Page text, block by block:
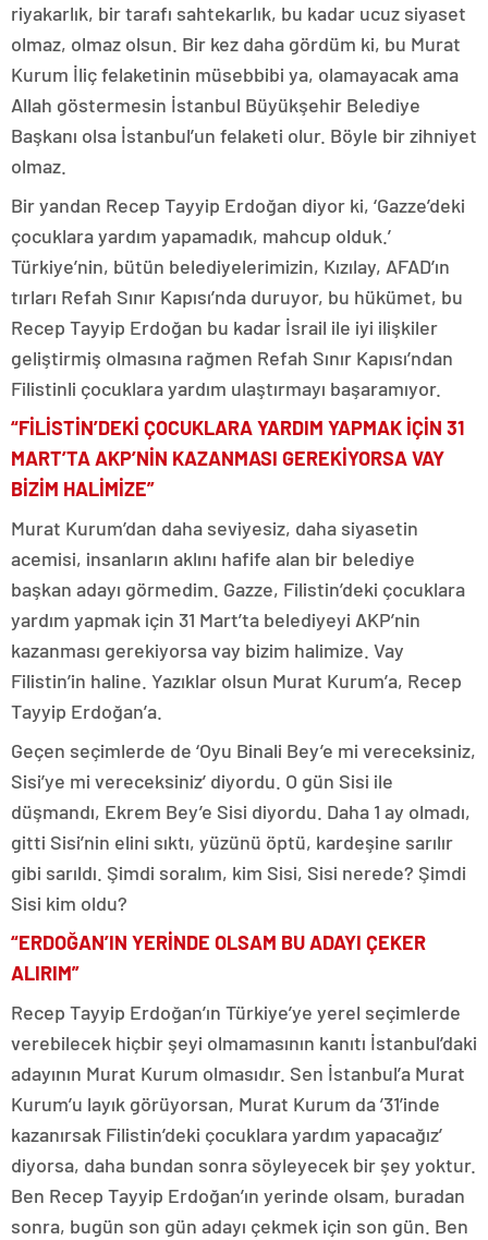
riyakarlık, bir tarafı sahtekarlık, bu kadar ucuz siyaset
olmaz, olmaz olsun. Bir kez daha gördüm ki, bu Murat
Kurum İliç felaketinin müsebbibi ya, olamayacak ama
Allah göstermesin İstanbul Büyükşehir Belediye
Başkanı olsa İstanbul’un felaketi olur. Böyle bir zihniyet
olmaz.
Bir yandan Recep Tayyip Erdoğan diyor ki, ‘Gazze’deki
çocuklara yardım yapamadık, mahcup olduk.’
Türkiye’nin, bütün belediyelerimizin, Kızılay, AFAD’ın
tırları Refah Sınır Kapısı’nda duruyor, bu hükümet, bu
Recep Tayyip Erdoğan bu kadar İsrail ile iyi ilişkiler
geliştirmiş olmasına rağmen Refah Sınır Kapısı’ndan
Filistinli çocuklara yardım ulaştırmayı başaramıyor.
“FİLİSTİN’DEKİ ÇOCUKLARA YARDIM YAPMAK İÇİN 31
MART’TA AKP’NİN KAZANMASI GEREKİYORSA VAY
BİZİM HALİMİZE”
Murat Kurum’dan daha seviyesiz, daha siyasetin
acemisi, insanların aklını hafife alan bir belediye
başkan adayı görmedim. Gazze, Filistin’deki çocuklara
yardım yapmak için 31 Mart’ta belediyeyi AKP’nin
kazanması gerekiyorsa vay bizim halimize. Vay
Filistin’in haline. Yazıklar olsun Murat Kurum’a, Recep
Tayyip Erdoğan’a.
Geçen seçimlerde de ‘Oyu Binali Bey’e mi vereceksiniz,
Sisi’ye mi vereceksiniz’ diyordu. O gün Sisi ile
düşmandı, Ekrem Bey’e Sisi diyordu. Daha 1 ay olmadı,
gitti Sisi’nin elini sıktı, yüzünü öptü, kardeşine sarılır
gibi sarıldı. Şimdi soralım, kim Sisi, Sisi nerede? Şimdi
Sisi kim oldu?
“ERDOĞAN’IN YERİNDE OLSAM BU ADAYI ÇEKER
ALIRIM”
Recep Tayyip Erdoğan’ın Türkiye’ye yerel seçimlerde
verebilecek hiçbir şeyi olmamasının kanıtı İstanbul’daki
adayının Murat Kurum olmasıdır. Sen İstanbul’a Murat
Kurum’u layık görüyorsan, Murat Kurum da ’31’inde
kazanırsak Filistin’deki çocuklara yardım yapacağız’
diyorsa, daha bundan sonra söyleyecek bir şey yoktur.
Ben Recep Tayyip Erdoğan’ın yerinde olsam, buradan
sonra, bugün son gün adayı çekmek için son gün. Ben